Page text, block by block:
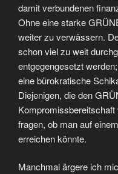
damit verbundenen
Ohne eine starke
weiter zu verwässern.
schon viel zu weit
entgegengesetzt
eine bürokratische
Diejenigen, die den
fragen, ob man auf
erreichen könnte.
Manchmal ärgere ich